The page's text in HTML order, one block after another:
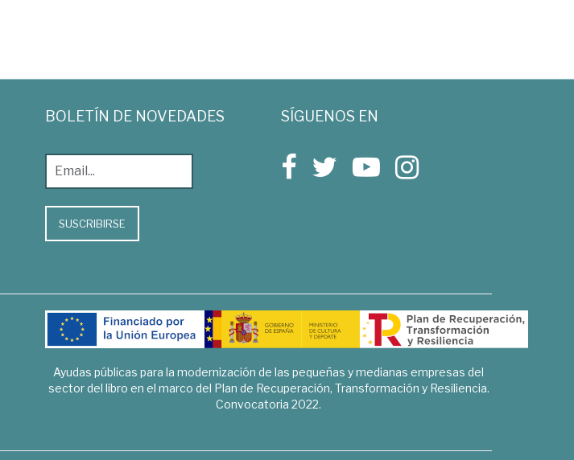
BOLETÍN DE NOVEDADES
SUSCRIBIRSE
SÍGUENOS EN
Ayudas públicas para la modernización de las pequeñas y medianas empresas del
sector del libro en el marco del Plan de Recuperación, Transformación y Resiliencia.
Convocatoria 2022.